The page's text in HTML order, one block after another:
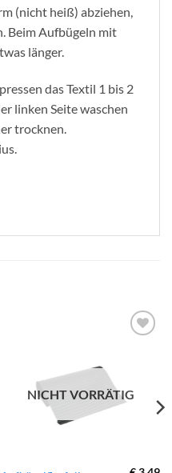
(nicht heiß) abziehen,
Beim Aufbügeln mit
länger.
das Textil 1 bis 2
linken Seite waschen
trocknen.
hinzufügen
NICHT VORRÄTIG